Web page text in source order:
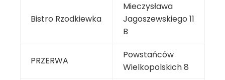
Bistro Rzodkiewka
Mieczysława
Jagoszewskiego 11
B
PRZERWA
Powstańców
Wielkopolskich 8